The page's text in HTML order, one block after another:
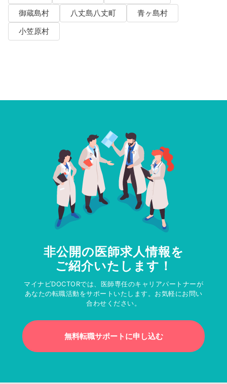
御蔵島村
八丈島八丈町
青ヶ島村
小笠原村
非公開の医師求人情報を
ご紹介いたします！
マイナビDOCTORでは、医師専任のキャリアパートナーが
あなたの転職活動をサポートいたします。お気軽にお問い
合わせください。
無料転職サポートに申し込む